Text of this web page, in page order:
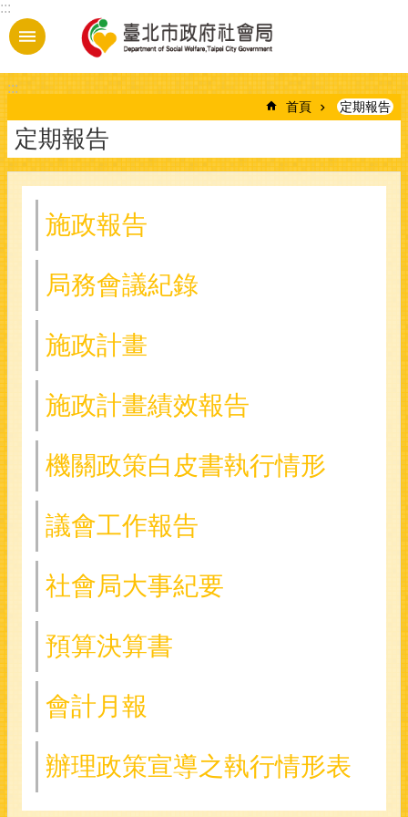
跳到主要內容區塊
:::
:::
首頁 定期報告
定期報告
施政報告
局務會議紀錄
施政計畫
施政計畫績效報告
機關政策白皮書執行情形
議會工作報告
社會局大事紀要
預算決算書
會計月報
辦理政策宣導之執行情形表